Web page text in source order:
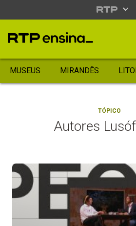
MUSEUS MIRANDÊS
TÓPICO
Autores